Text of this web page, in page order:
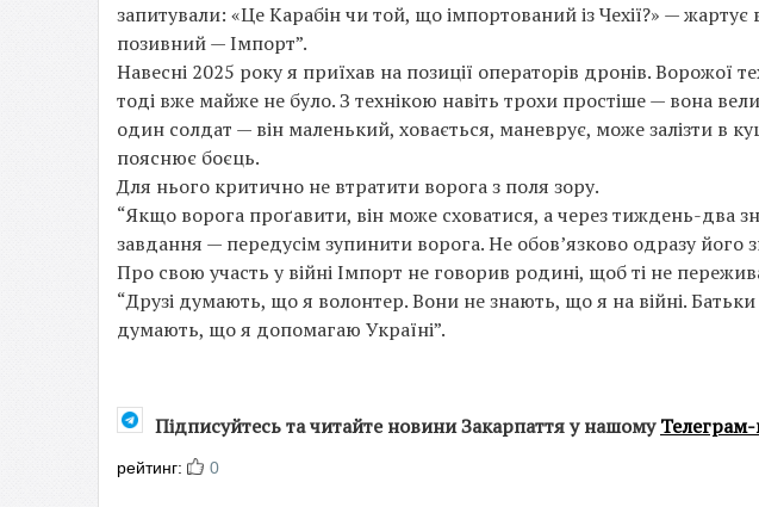
запитували: «Це Карабін чи той, що імпортований із Чехії?» — жартує
позивний — Імпорт”.
Навесні 2025 року я приїхав на позиції операторів дронів. Ворожої
тоді вже майже не було. З технікою навіть трохи простіше — вона
один солдат — він маленький, ховається, маневрує, може залізти в
пояснює боєць.
Для нього критично не втратити ворога з поля зору.
“Якщо ворога проґавити, він може сховатися, а через тиждень-два
завдання — передусім зупинити ворога. Не обов’язково одразу його
Про свою участь у війні Імпорт не говорив родині, щоб ті не
“Друзі думають, що я волонтер. Вони не знають, що я на війні.
думають, що я допомагаю Україні”.
Підписуйтесь та читайте новини Закарпаття у нашомуТелеграм-
рейтинг: 0